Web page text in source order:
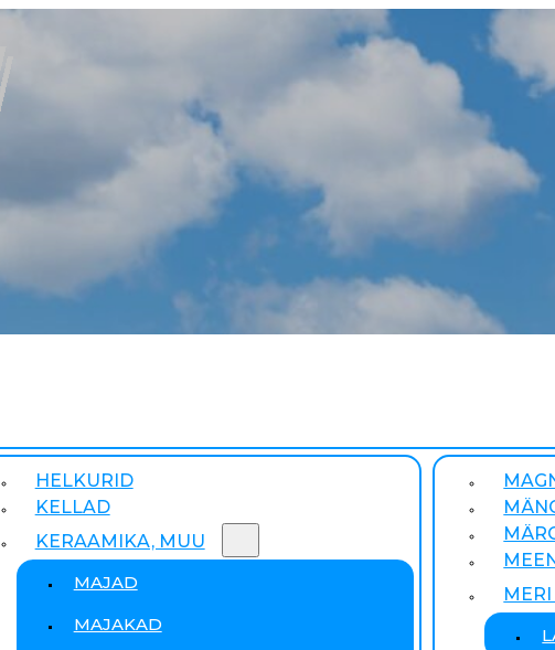
HELKURID
KELLAD
KERAAMIKA, MUU
MAJAD
MAJAKAD